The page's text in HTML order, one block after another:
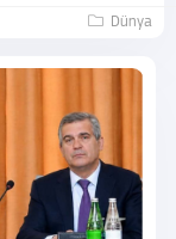
Dünya